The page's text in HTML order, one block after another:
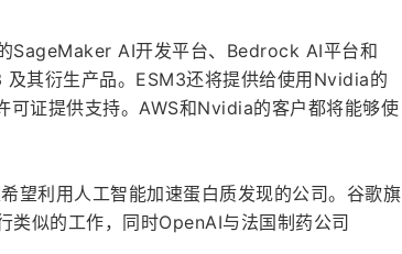
SageMaker AI开发平台、Bedrock AI平台和
其衍生产品。ESM3还将提供给使用Nvidia的
证提供支持。AWS和Nvidia的客户都将能够使
利用人工智能加速蛋白质发现的公司。谷歌旗
似的工作，同时OpenAI与法国制药公司